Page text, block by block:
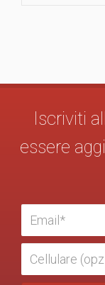
Iscriviti
essere